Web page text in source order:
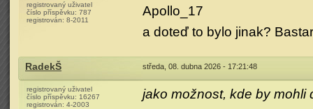
registrovaný uživatel
číslo příspěvku: 787
registrován: 8-2011
Apollo_17
a doteď to bylo jinak?
RadekŠ středa, 08. dubna 2026 - 17:21:48
registrovaný uživatel
číslo příspěvku: 16267
registrován: 4-2003
jako možnost, kde by mohli